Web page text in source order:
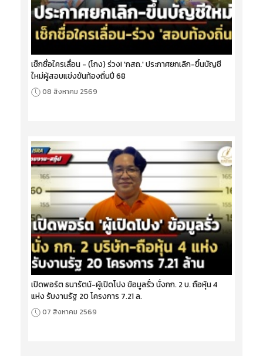
เช็กชื่อใครเลื่อน - (โกง) ร่วง! 'กสถ.' ประกาศยกเลิก-ขึ้นบัญชี
ใหม่ผู้สอบแข่งขันท้องถิ่นปี 68
08 สิงหาคม 2569
เปิดพอร์ต ธนารัตน์-ผู้เปิดโปง ข้อมูลรั่ว นั่งกก. 2 บ. ถือหุ้น 4
แห่ง รับงานรัฐ 20 โครงการ 7.21 ล.
07 สิงหาคม 2569